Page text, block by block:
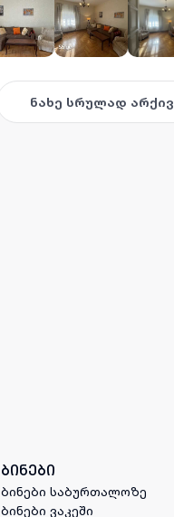
ნახე სრულად
ბინები
ბინები საბურთალოზე
ბინები ვაკეში